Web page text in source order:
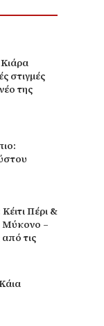
στιγμές
της
Πέρι &
Μύκονο –
τις